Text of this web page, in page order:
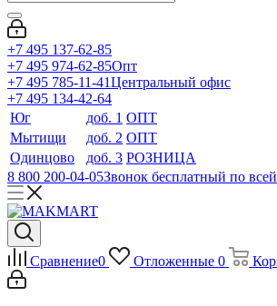
+7 495 137-62-85
+7 495 974-62-85Опт
+7 495 785-11-41Центральный офис
+7 495 134-42-64
Юг
доб. 1 ОПТ
Мытищи
доб. 2 ОПТ
Одинцово
доб. 3 РОЗНИЦА
8 800 200-04-05Звонок бесплатный по
Сравнение0 Отложенные 0